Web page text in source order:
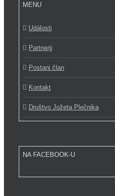
MENU
Události
Partnerji
Postani član
Kontakt
Društvo Jožeta Plečnika
NA FACEBOOK-U